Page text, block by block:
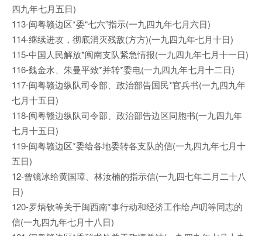
四九年七月五日)
113-闽粤赣边区*委“七六”指示(一九四九年七月六日)
114-继续进攻，彻底消灭残敌(方方)(一九四九年七月十日)
115-中国人民解放*闽南支队紧急情报(一九四九年七月十一日)
116-魏金水、朱曼平致*并转*委电(一九四九年七月十二日)
117-闽粤赣边纵队司令部、政治部告国民*官兵书(一九四九年
七月十五日)
118-闽粤赣边纵队司令部、政治部告边区同胞书(一九四九年
七月十五日)
119-闽粤赣边区*委给各地委转各支队的信(一九四九年七月十
五日)
12-曾镜冰给黄国璋、林汝楠的指示信(一九四七年二月二十八
日)
120-罗炳钦等关于闽西南*事行动和经济工作给卢叨等同志的
信(一九四九年七月十八日)